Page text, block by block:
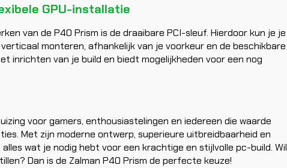
GPU-installatie
van de P40 Prism is de draaibare PCI-sleuf. Hierdoor kun je je
monteren, afhankelijk van je voorkeur en de beschikbare
inrichten van je build en biedt mogelijkheden voor een nog
voor gamers, enthousiastelingen en iedereen die waarde
Met zijn moderne ontwerp, superieure uitbreidbaarheid en
wat je nodig hebt voor een krachtige en stijlvolle pc-build. Wil
Dan is de Zalman P40 Prism de perfecte keuze!